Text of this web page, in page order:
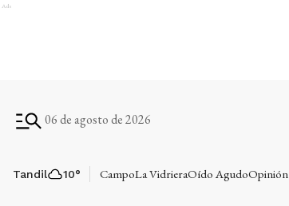
Ads
06 de agosto de 2026
Tandil 10° CampoLa VidrieraOído AgudoOpinión